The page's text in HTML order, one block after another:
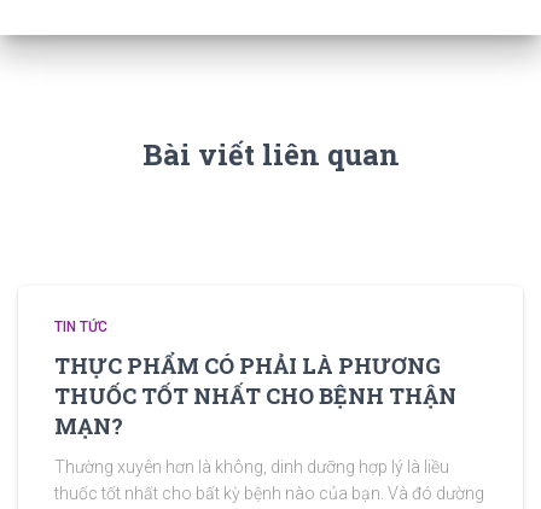
Bài viết liên quan
TIN TỨC
THỰC PHẨM CÓ PHẢI LÀ PHƯƠNG
THUỐC TỐT NHẤT CHO BỆNH THẬN
MẠN?
Thường xuyên hơn là không, dinh dưỡng hợp lý là liều
thuốc tốt nhất cho bất kỳ bệnh nào của bạn. Và đó dường